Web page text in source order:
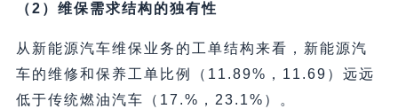
（2）维保需求结构的独有性
从新能源汽车维保业务的工单结构来看，新能源汽
车的维修和保养工单比例（11.89%，11.69）远远
低于传统燃油汽车（17.%，23.1%）。